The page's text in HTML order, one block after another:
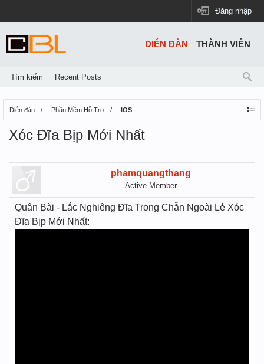
Đăng nhập
Diễn đàn Phần Mềm Hỗ Trợ IOS
Xóc Đĩa Bịp Mới Nhất
phamquangthang
Active Member
Quân Bài - Lắc Nghiêng Đĩa Trong Chẵn Ngoài Lẻ Xóc
Đĩa Bịp Mới Nhất:
DIỄN ĐÀN
Tìm kiếm Recent Posts
THÀNH VIÊN